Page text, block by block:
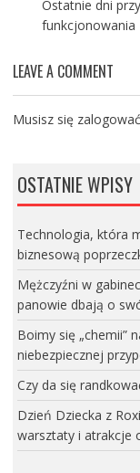
Ostatnie dni
funkcjonowania
LEAVE A COMMENT
Musisz się zalogować
OSTATNIE WPISY
Technologia, która
biznesową
Mężczyźni w
panowie dbają o
Boimy się „chemii”
niebezpiecznej
Czy da się
Dzień Dziecka z
warsztaty i atrakcje